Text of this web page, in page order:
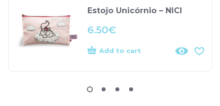
Estojo Unicórnio – NICI
6.50€
Add to cart